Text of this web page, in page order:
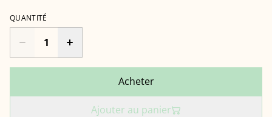
QUANTITÉ
Acheter
Ajouter au panier